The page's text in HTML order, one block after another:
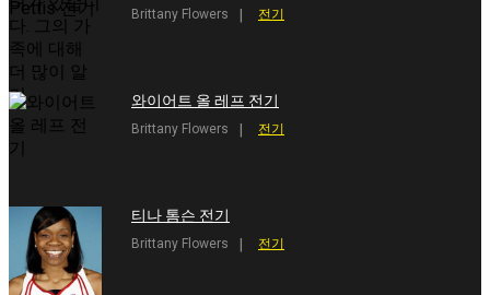
Brittany Flowers 전기
와이어트 올 레프 전기
Brittany Flowers 전기
티나 톰슨 전기
Brittany Flowers 전기